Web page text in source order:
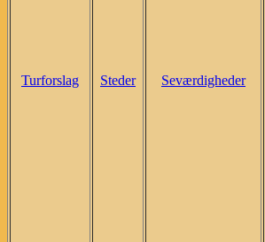
Turforslag Steder Seværdigheder